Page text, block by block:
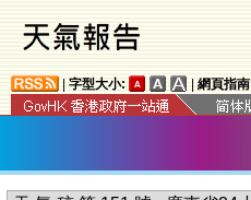
字型大小: 網頁指南